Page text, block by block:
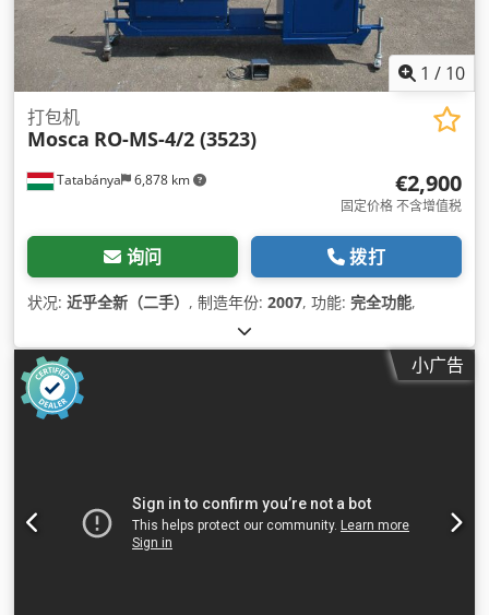
1 / 10
Tatabánya 6,878 km
打包机
Mosca RO-MS-4/2 (3523)
€2,900
固定价格 不含增值税
询问 拨打
状况: 近乎全新（二手） , 制造年份: 2007, 功能: 完全功能,
小广告